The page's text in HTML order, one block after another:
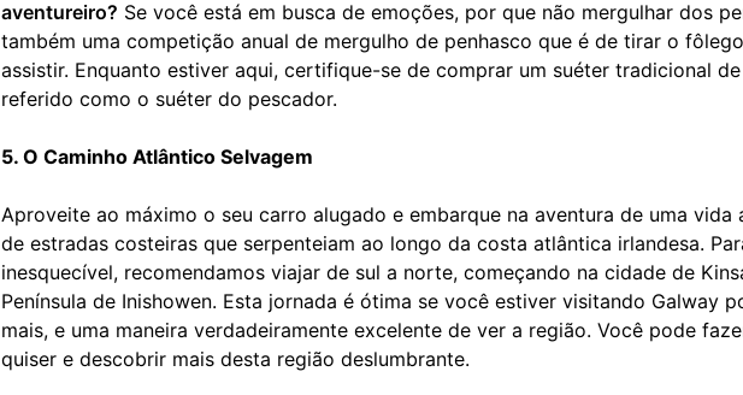
aventureiro? Se você está em busca de emoções, por que não mergulhar dos
também uma competição anual de mergulho de penhasco que é de tirar o
assistir. Enquanto estiver aqui, certifique-se de comprar um suéter tradicional
referido como o suéter do pescador.
5. O Caminho Atlântico Selvagem
Aproveite ao máximo o seu carro alugado e embarque na aventura de uma
de estradas costeiras que serpenteiam ao longo da costa atlântica irlandesa.
inesquecível, recomendamos viajar de sul a norte, começando na cidade de
Península de Inishowen. Esta jornada é ótima se você estiver visitando Galway
mais, e uma maneira verdadeiramente excelente de ver a região. Você pode
quiser e descobrir mais desta região deslumbrante.